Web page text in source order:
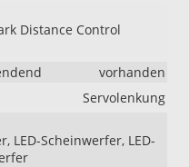
Distance Control
vorhanden
Servolenkung
LED-Scheinwerfer, LED-